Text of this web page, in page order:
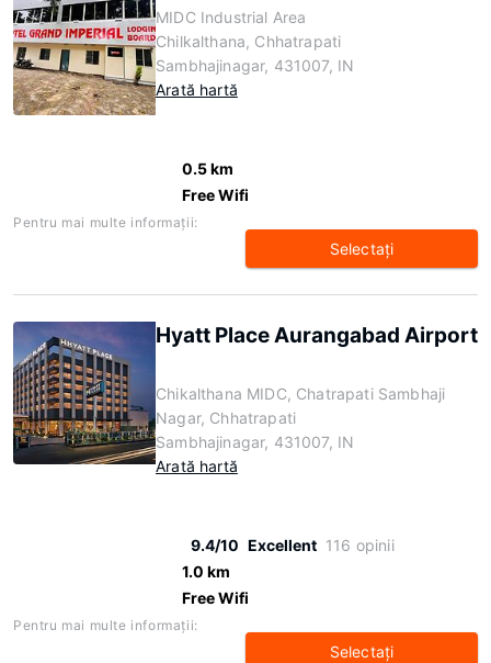
MIDC Industrial Area
Chilkalthana, Chhatrapati
Sambhajinagar, 431007, IN
Arată hartă
0.5 km
Free Wifi
Pentru mai multe informaţii:
Selectaţi
Hyatt Place Aurangabad Airport
Chikalthana MIDC, Chatrapati Sambhaji
Nagar, Chhatrapati
Sambhajinagar, 431007, IN
Arată hartă
9.4/10 Excellent 116 opinii
1.0 km
Free Wifi
Pentru mai multe informaţii:
Selectaţi